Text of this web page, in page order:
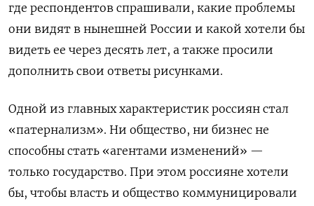
где респондентов спрашивали, какие проблемы
они видят в нынешней России и какой хотели бы
видеть ее через десять лет, а также просили
дополнить свои ответы рисунками.
Одной из главных характеристик россиян стал
«патернализм». Ни общество, ни бизнес не
способны стать «агентами изменений» —
только государство. При этом россияне хотели
бы, чтобы власть и общество коммуницировали